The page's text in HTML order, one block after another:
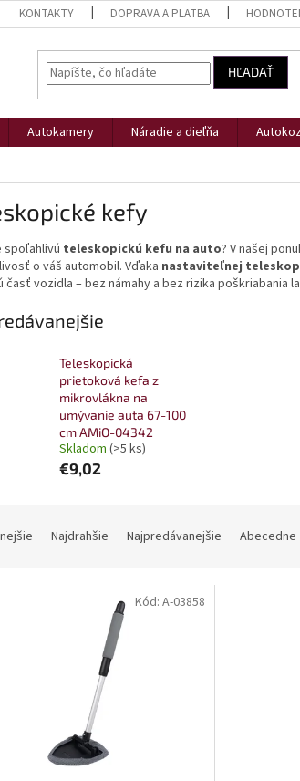
KONTAKTY DOPRAVA A PLATBA
HĽADAŤ
Autokamery Náradie a dieľňa
kefy
spoľahlivú teleskopickú kefu na auto? V našej
o váš automobil. Vďaka nastaviteľnej
časť vozidla – bez námahy a bez rizika
Teleskopická
prietoková kefa z
mikrovlákna na
umývanie auta 67-100
cm AMiO-04342
Skladom (>5 ks)
€9,02
Najdrahšie Najpredávanejšie Abecedne
Kód: A-03858